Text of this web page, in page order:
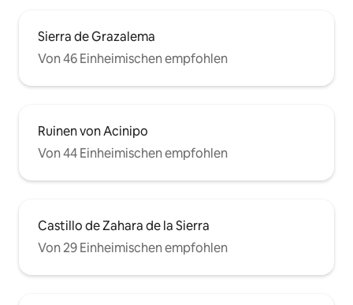
Sierra de Grazalema
Von 46 Einheimischen empfohlen
Ruinen von Acinipo
Von 44 Einheimischen empfohlen
Castillo de Zahara de la Sierra
Von 29 Einheimischen empfohlen